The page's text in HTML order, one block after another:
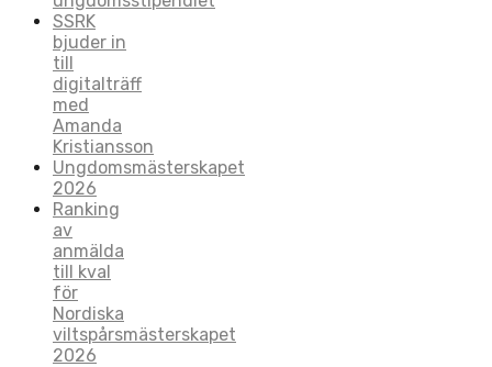
SSRK
bjuder in
till
digitalträff
med
Amanda
Kristiansson
Ungdomsmästerskapet
2026
Ranking
av
anmälda
till kval
för
Nordiska
viltspårsmästerskapet
2026